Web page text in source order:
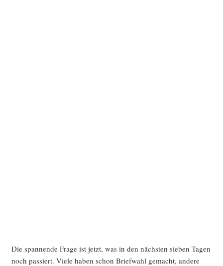
Die span­nen­de Fra­ge ist jetzt, was in den nächs­ten sie­ben Tagen
noch pas­siert. Vie­le haben schon Brief­wahl gemacht, ande­re